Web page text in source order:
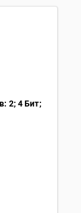
2; 4 Бит;